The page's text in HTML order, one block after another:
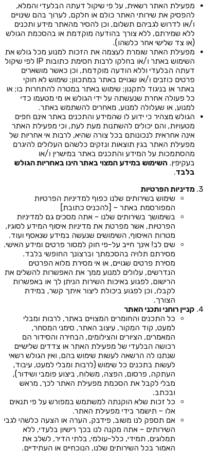
מפעילת האתר רשאית, על פי שיקול דעתה הבלעדי והמלא,
להפסיק את שירותי האתר כולם או חלקם, לערוך בהם שינויים
ו/או לדרוש לגביהם תשלום, וכן להסיר מהאתר מידע ותכנים
ללא שמירתם, ללא צורך בהודעה מוקדמת או בהסכמת הגולש
(או צד שלישי אחר כלשהו).
מפעילת האתר שומרת לעצמה את הזכות למנוע מכל גולש את
השימוש באתר ו/או בחלקו לרבות חסימת כתובות IP לפי שיקול
דעתה הבלעדי וללא הודעה מוקדמת, וכן כאשר מושארים
פרטים כוזבים ו/או שגויים באתר במתכוון; שימוש לא חוקי
באתר או בניגוד לתקנון; שימוש באתר במטרה להתחרות בו; או
כל פעולה אחרת שנעשתה על ידי הגולש או מי מטעמו כדי
למנוע, או שעלולה למנוע, מאחרים להשתמש באתר.
הגולש מצהיר כי ידוע לו שהמידע והתכנים באתר אינם חפים
מטעויות, והם יכולים להשתנות מעת לעת, וכי מפעילת האתר
אינה אחראית לנכונותם בכל צורה שהיא, לרבות אי אחריות של
מפעילת האתר בגין תוצאות ונזקים כלשהם העלולים להיגרם
מהסתמכות על המידע והתכנים באתר במישרין ו/או
בעקיפין. השימוש במידע המצוי באתר הינו באחריות הגולש
בלבד.
מדיניות הפרטיות
שימוש בשירותים שלנו כפוף למדיניות הפרטיות
המפורסמת באתר – [להכניס כתובת]
בשימושך בשירותים שלנו – אתה מסכים גם למדיניות
הפרטיות, אשר מפרטת את מדיניות איסוף המידע לסוגיו,
מטרות האיסוף, השימושים שנעשה במידע שנאסף ועוד.
שים לב! אינך חייב על-פי חוק למסור פרטים ומידע האישי.
מסירתם תלויה בהסכמתך וברצונך החופשי בלבד.
מסירת פרטים שגויים, או אי מסירת מלוא הפרטים
הנדרשים, עלולים למנוע ממך את האפשרות להשלים את
הרישום, לפגוע באיכות השירות הניתן לך או באפשרות
לקבלו, וכן לפגוע ביכולת ליצור איתך קשר, במידת
הצורך.
קניין רוחני ותכני האתר
כל התכנים והחומרים המצויים באתר, לרבות ומבלי
למעט, קוד המקור, עיצוב האתר, סימני המסחר,
המאמרים, הציורים והצילומים, הבחירה והסידור הם
רכושה הבלעדי של מפעילת האתר או צדדים שלישיים
שנתנו לה הרשאה לעשות שימוש בהם, ואין הגולש רשאי
לעשות בתכנים כל שימוש (לרבות ומבלי למעט, עיבוד,
העתקה, פרסום, הפצה, משלוח, ביצוע פומבי ושידור),
מבלי לקבל את הסכמת מפעילת האתר לכך, מראש
ובכתב.
כל זכות שלא הוקנתה למשתמש במפורש על פי תנאים
אלו – תישמר בידי מפעילת האתר.
אם תספק לנו משוב, פידבק, הערה או הצעה כלשהי לגבי
השירותים – אתה מקנה לנו בכך רישיון בלעדי, ללא
תמלוגים, תמידי, כלל-עולמי, בלתי הדיר, לשלב את
האמור בכל השירותים שלנו, הנוכחיים או העתידיים.